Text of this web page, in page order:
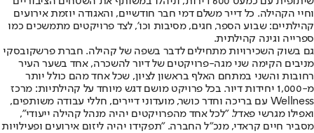
וחיי הקהילה. כל דייר משלם דמי חבר חודשיים, והאגודה יוזמת אירועים
קהילתיים: שבוע הספר, חגים, מסיבות וכו', לצד פרויקטים מתמשכים כמו
ספרייה וגינה קהילתית.
גם בשוק השכירויות מתחילים לדבר בשפה של קהילה. חברת פרשקובסקי
מניבים הקימה שני מגה-פרויקטים של דיור להשכרה, אחד בשער העיר
רחובות והשני במתחם האלף בראשון לציון, שכל אחד מהם כולל יותר
מ-1,000 יחידות דיור. בכל פרויקט מושם דגש מיוחד על קהילתיות: מרכז
Wellness עם בריכה וחדר כושר, מועדוני דיירים, חללי עבודה משותפים,
ואפילו מגרשי פאדל. "לכל אחד מהפרויקטים יהיה מנהל קהילה ייעודי",
מסביר חיים קראדי, מנכ"ל החברה. "תפקידו יהיה ליזום אירועים ופעילויות